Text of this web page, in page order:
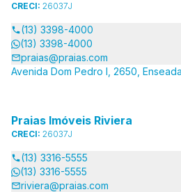
CRECI: 26037J
(13) 3398-4000
(13) 3398-4000
praias@praias.com
Avenida Dom Pedro I, 2650,
Praias Imóveis Riviera
CRECI: 26037J
(13) 3316-5555
(13) 3316-5555
riviera@praias.com